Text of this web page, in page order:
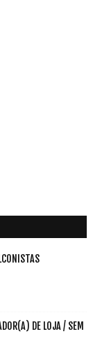
DE LOJA / SEM